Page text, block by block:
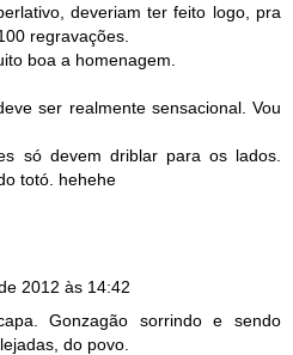
deveriam ter feito logo, pra
regravações.
boa a homenagem.
ser realmente sensacional. Vou
só devem driblar para os lados.
totó. hehehe
2012 às 14:42
Gonzagão sorrindo e sendo
do povo.